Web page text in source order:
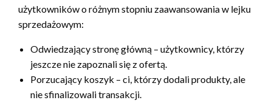
użytkowników o różnym stopniu zaawansowania w lejku
sprzedażowym:
Odwiedzający stronę główną – użytkownicy, którzy
jeszcze nie zapoznali się z ofertą.
Porzucający koszyk – ci, którzy dodali produkty, ale
nie sfinalizowali transakcji.